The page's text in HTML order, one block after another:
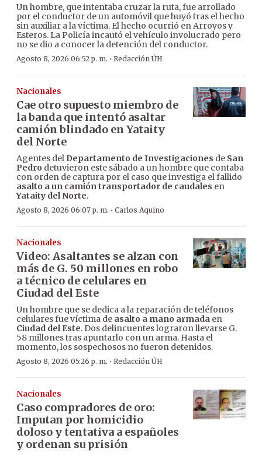
Un hombre, que intentaba cruzar la ruta, fue arrollado
por el conductor de un automóvil que huyó tras el hecho
sin auxiliar a la víctima. El hecho ocurrió en Arroyos y
Esteros. La Policía incautó el vehículo involucrado pero
no se dio a conocer la detención del conductor.
Agosto 8, 2026 06:52 p. m. · Redacción ÚH
Nacionales
Cae otro supuesto miembro de
la banda que intentó asaltar
camión blindado en Yataity
del Norte
Agentes del Departamento de Investigaciones de San
Pedro detuvieron este sábado a un hombre que contaba
con orden de captura por el caso que investiga el fallido
asalto a un camión transportador de caudales en
Yataity del Norte.
Agosto 8, 2026 06:07 p. m. · Carlos Aquino
Nacionales
Video: Asaltantes se alzan con
más de G. 50 millones en robo
a técnico de celulares en
Ciudad del Este
Un hombre que se dedica a la reparación de teléfonos
celulares fue víctima de asalto a mano armada en
Ciudad del Este. Dos delincuentes lograron llevarse G.
58 millones tras apuntarlo con un arma. Hasta el
momento, los sospechosos no fueron detenidos.
Agosto 8, 2026 05:26 p. m. · Redacción ÚH
Nacionales
Caso compradores de oro:
Imputan por homicidio
doloso y tentativa a españoles
y ordenan su prisión